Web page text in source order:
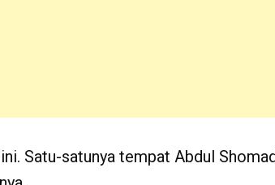
Satu-satunya tempat Abdul